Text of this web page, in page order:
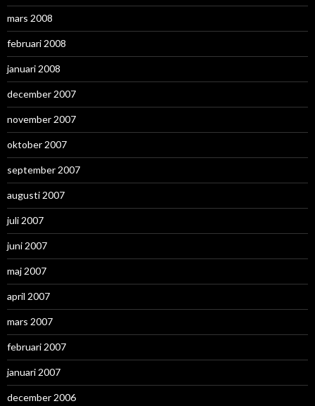
mars 2008
februari 2008
januari 2008
december 2007
november 2007
oktober 2007
september 2007
augusti 2007
juli 2007
juni 2007
maj 2007
april 2007
mars 2007
februari 2007
januari 2007
december 2006